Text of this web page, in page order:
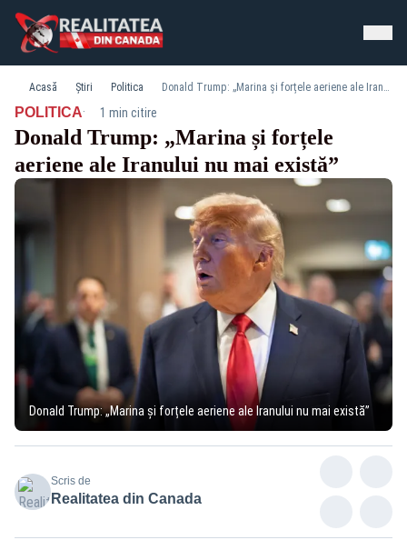
Acasă Știri Politica Donald Trump: „Marina și forțele aeriene ale Iranului nu mai există”
POLITICA· 1 min citire
Donald Trump: „Marina și forțele
aeriene ale Iranului nu mai există”
Donald Trump: „Marina și forțele aeriene ale Iranului nu mai există”
Scris de
Realitatea din Canada